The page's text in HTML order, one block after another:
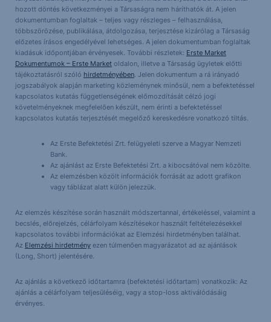
hozott döntés következményei a Társaságra nem háríthatók át. A jelen
dokumentumban foglaltak – teljes vagy részleges – felhasználása,
többszörözése, publikálása, átdolgozása, terjesztése kizárólag a Társaság
előzetes írásos engedélyével lehetséges. A jelen dokumentumban foglaltak
kiadásuk időpontjában érvényesek. További részletek: Erste Market
Dokumentumok – Erste Marketoldalon, illetve a Társaság ügyletek előtti
tájékoztatásról szóló hirdetményében. Jelen dokumentum a rá irányadó
jogszabályok alapján marketing közleménynek minősül, nem a befektetéssel
kapcsolatos kutatás függetlenségének előmozdítását célzó jogi
követelményeknek megfelelően készült, nem érinti a befektetéssel
kapcsolatos kutatás terjesztését megelőző kereskedésre vonatkozó tiltás.
Az Erste Befektetési Zrt. felügyeleti szerve a Magyar Nemzeti
Bank.
Az ajánlást az Erste Befektetési Zrt. a kibocsátóval nem közölte.
Az elemzésben közölt információk forrását az adott grafikon
vagy táblázat alatt külön jelezzük.
Az elemzés készítése során használt módszertannal, értékeléssel, valamint a
becslés, előrejelzés, célárfolyam készítésekor használt feltételezésekkel
kapcsolatos további információkat az Elemzési hirdetményben találhat.
Az Elemzési hirdetményezen túlmenően magyarázatot ad az ajánlások
(Long, Short) jelentésére.
Az ajánlás a következő időtartamra (befektetési időtartam) vonatkozik: Az
ajánlás a célárfolyam teljesüléséig, vagy a stop-loss aktiválódásáig
érvényes.